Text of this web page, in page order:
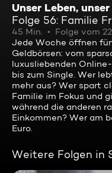
Unser Leben,
Folge 56: Familie
45 Min. Folge vom
Jede Woche öffnen
Geldbörsen: vom
luxusliebenden
bis zum Single. Wer
mehr aus? Wer spart
Familie im Fokus und
während die anderen
Einkommen? Wer am
Euro.
Weitere Folgen in